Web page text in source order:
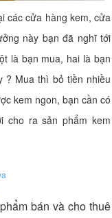
các cửa hàng kem, cửa
này bạn đã nghĩ tới
là bạn mua, hai là bạn
? Mua thì bỏ tiền nhiều
kem ngon, bạn cần có
cho ra sản phẩm kem
bán và cho thuê